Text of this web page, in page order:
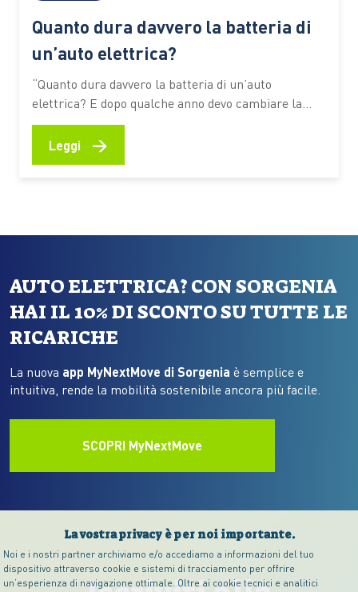
La vostra privacy è per noi importante.
Noi e i nostri partner archiviamo e/o accediamo a informazioni del tuo
dispositivo attraverso cookie e sistemi di tracciamento per offrire
un’esperienza di navigazione ottimale. Oltre ai cookie tecnici e analitici
Quanto dura davvero la batteria di
un’auto elettrica?
“Quanto dura davvero la batteria di un’auto
elettrica? E dopo qualche anno devo cambiare la
batteria?” È probabilmente una delle domande più
frequenti quando si parla di auto elettriche. Attorno
Leggi →
AUTO ELETTRICA? CON SORGENIA
HAI IL 10% DI SCONTO SU TUTTE LE
RICARICHE
La nuova app MyNextMove di Sorgenia è semplice e
intuitiva, rende la mobilità sostenibile ancora più facile.
SCOPRI MyNextMove